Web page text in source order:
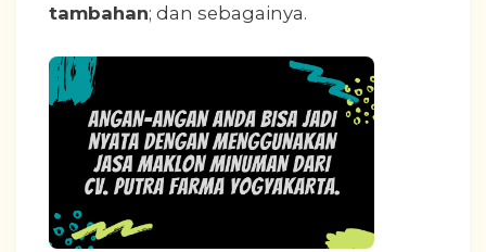
tambahan; dan sebagainya.